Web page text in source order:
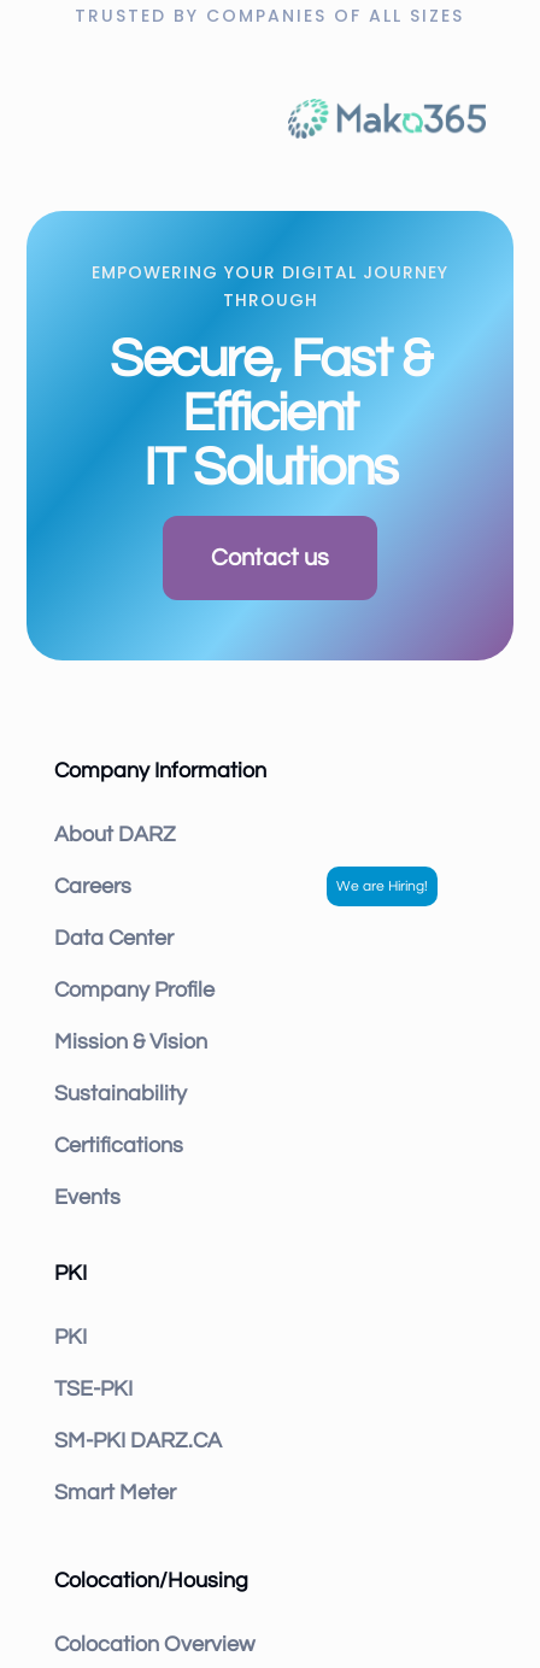
TRUSTED BY COMPANIES OF ALL SIZES
EMPOWERING YOUR DIGITAL JOURNEY
THROUGH
Secure, Fast &
Efficient
IT Solutions
Contact us
Company Information
About DARZ
Careers
Data Center
Company Profile
Mission & Vision
Sustainability
Certifications
Events
PKI
PKI
TSE-PKI
SM-PKI DARZ.CA
Smart Meter
Colocation/Housing
Colocation Overview